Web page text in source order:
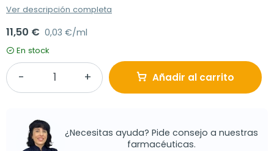
Ver descripción completa
11,50 € 0,03 €/ml
En stock
Añadir al carrito
¿Necesitas ayuda? Pide consejo a nuestras
farmacéuticas.